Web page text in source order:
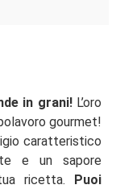
in grani!L’oro
gourmet!
caratteristico
e un sapore
ricetta.
Puoi